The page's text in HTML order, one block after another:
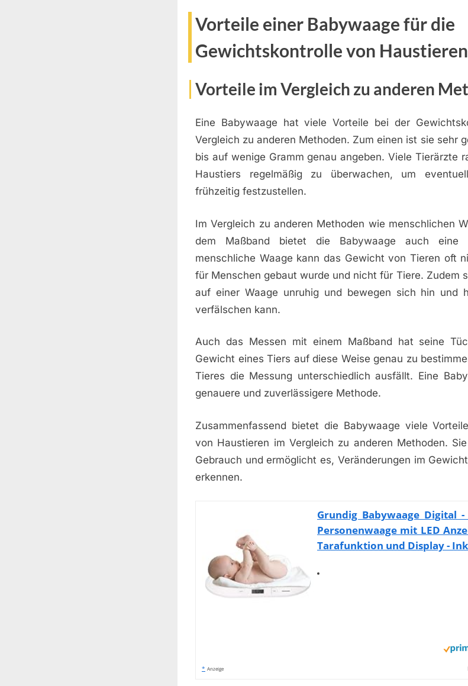
Vorteile einer Babywaage für die
Gewichtskontrolle von Haustieren
Vorteile im Vergleich zu anderen
Eine Babywaage hat viele Vorteile bei der
Vergleich zu anderen Methoden. Zum einen ist sie sehr
bis auf wenige Gramm genau angeben. Viele Tierärzte
Haustiers regelmäßig zu überwachen, um
frühzeitig festzustellen.
Im Vergleich zu anderen Methoden wie menschlichen
dem Maßband bietet die Babywaage auch eine
menschliche Waage kann das Gewicht von Tieren oft
für Menschen gebaut wurde und nicht für Tiere. Zudem
auf einer Waage unruhig und bewegen sich hin und
verfälschen kann.
Auch das Messen mit einem Maßband hat seine
Gewicht eines Tiers auf diese Weise genau zu
Tieres die Messung unterschiedlich ausfällt. Eine
genauere und zuverlässigere Methode.
Zusammenfassend bietet die Babywaage viele
von Haustieren im Vergleich zu anderen Methoden.
Gebrauch und ermöglicht es, Veränderungen im
erkennen.
Grundig Babywaage Digital
Personenwaage mit LED
Tarafunktion und Display -
* Anzeige